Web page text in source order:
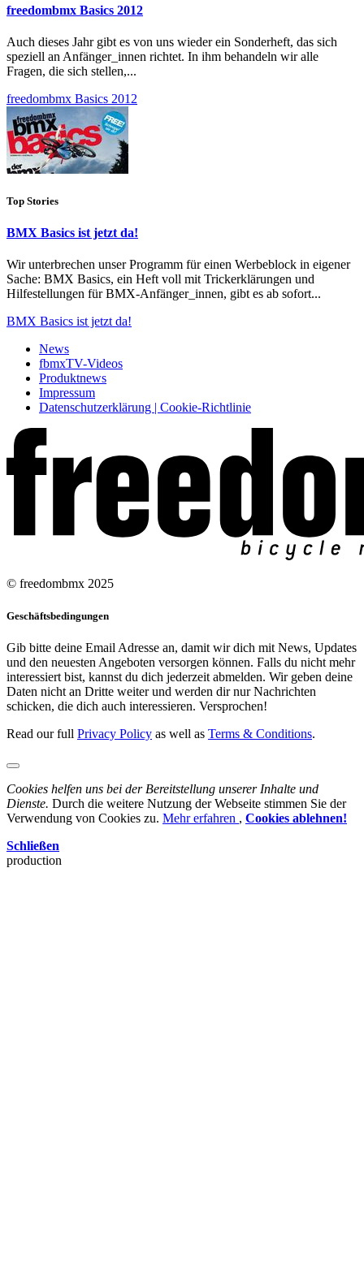
freedombmx Basics 2012
Auch dieses Jahr gibt es von uns wieder ein Sonderheft, das sich
speziell an Anfänger_innen richtet. In ihm behandeln wir alle
Fragen, die sich stellen,...
freedombmx Basics 2012
Top Stories
BMX Basics ist jetzt da!
Wir unterbrechen unser Programm für einen Werbeblock in eigener
Sache: BMX Basics, ein Heft voll mit Trickerklärungen und
Hilfestellungen für BMX-Anfänger_innen, gibt es ab sofort...
BMX Basics ist jetzt da!
News
fbmxTV-Videos
Produktnews
Impressum
Datenschutzerklärung | Cookie-Richtlinie
© freedombmx 2025
Geschäftsbedingungen
Gib bitte deine Email Adresse an, damit wir dich mit News, Updates
und den neuesten Angeboten versorgen können. Falls du nicht mehr
interessiert bist, kannst du dich jederzeit abmelden. Wir geben deine
Daten nicht an Dritte weiter und werden dir nur Nachrichten
schicken, die dich auch interessieren. Versprochen!
Read our full Privacy Policy as well as Terms & Conditions.
Cookies helfen uns bei der Bereitstellung unserer Inhalte und
Dienste. Durch die weitere Nutzung der Webseite stimmen Sie der
Verwendung von Cookies zu. Mehr erfahren , Cookies ablehnen!
Schließen
production